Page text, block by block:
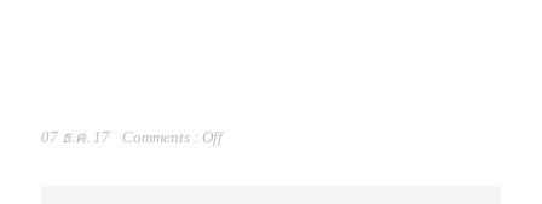
07 ธ.ค. 17 Comments : Off